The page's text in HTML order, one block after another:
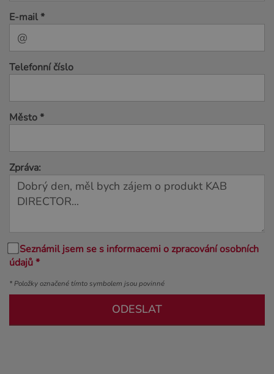
E-mail *
Telefonní číslo
Město *
Zpráva:
Seznámil jsem se s informacemi o zpracování osobních
údajů *
* Položky označené tímto symbolem jsou povinné
ODESLAT